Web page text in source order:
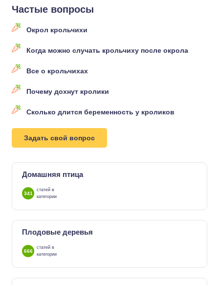
Частые вопросы
Окрол крольчихи
Когда можно случать крольчиху после окрола
Все о крольчихах
Почему дохнут кролики
Сколько длится беременность у кроликов
Задать свой вопрос
Домашняя птица
341
статей в
категории
Плодовые деревья
666
статей в
категории